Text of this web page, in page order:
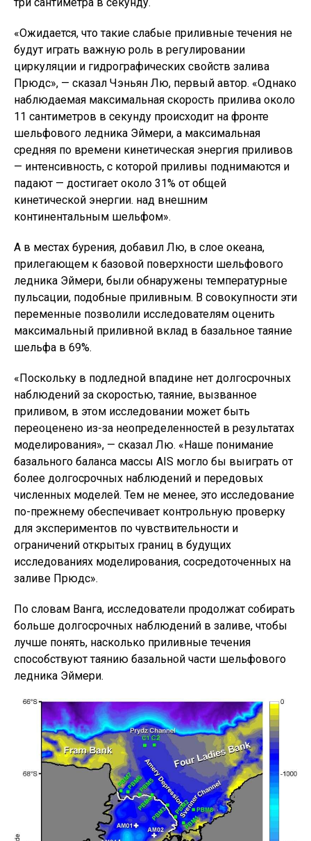
«Ожидается, что такие слабые приливные течения не
будут играть важную роль в регулировании
циркуляции и гидрографических свойств залива
Прюдс», — сказал Чэньян Лю, первый автор. «Однако
наблюдаемая максимальная скорость прилива около
11 сантиметров в секунду происходит на фронте
шельфового ледника Эймери, а максимальная
средняя по времени кинетическая энергия приливов
— интенсивность, с которой приливы поднимаются и
падают — достигает около 31% от общей
кинетической энергии. над внешним
континентальным шельфом».
А в местах бурения, добавил Лю, в слое океана,
прилегающем к базовой поверхности шельфового
ледника Эймери, были обнаружены температурные
пульсации, подобные приливным. В совокупности эти
переменные позволили исследователям оценить
максимальный приливной вклад в базальное таяние
шельфа в 69%.
«Поскольку в подледной впадине нет долгосрочных
наблюдений за скоростью, таяние, вызванное
приливом, в этом исследовании может быть
переоценено из-за неопределенностей в результатах
моделирования», — сказал Лю. «Наше понимание
базального баланса массы AIS могло бы выиграть от
более долгосрочных наблюдений и передовых
численных моделей. Тем не менее, это исследование
по-прежнему обеспечивает контрольную проверку
для экспериментов по чувствительности и
ограничений открытых границ в будущих
исследованиях моделирования, сосредоточенных на
заливе Прюдс».
По словам Ванга, исследователи продолжат собирать
больше долгосрочных наблюдений в заливе, чтобы
лучше понять, насколько приливные течения
способствуют таянию базальной части шельфового
ледника Эймери.